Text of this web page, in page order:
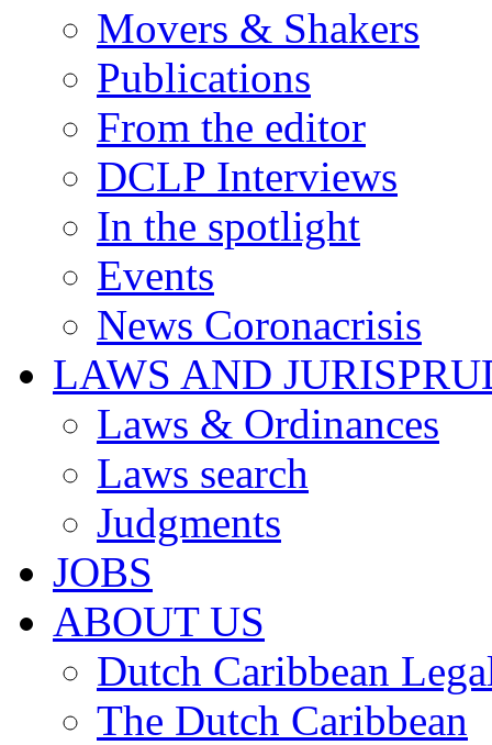
Movers & Shakers
Publications
From the editor
DCLP Interviews
In the spotlight
Events
News Coronacrisis
LAWS AND
Laws & Ordinances
Laws search
Judgments
JOBS
ABOUT US
Dutch Caribbean
The Dutch Caribbean